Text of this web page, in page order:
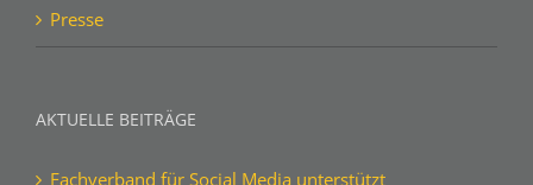
Presse
AKTUELLE BEITRÄGE
Fachverband für Social Media unterstützt